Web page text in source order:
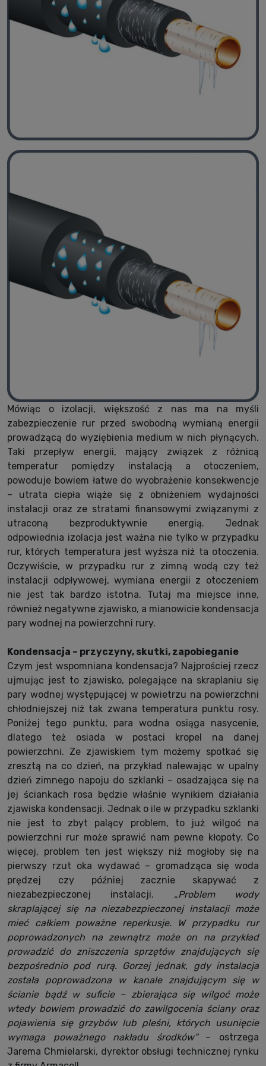
Mówiąc o izolacji, większość z nas ma na myśli
zabezpieczenie rur przed swobodną wymianą energii
prowadzącą do wyziębienia medium w nich płynących.
Taki przepływ energii, mający związek z różnicą
temperatur pomiędzy instalacją a otoczeniem,
powoduje bowiem łatwe do wyobrażenie konsekwencje
– utrata ciepła wiąże się z obniżeniem wydajności
instalacji oraz ze stratami finansowymi związanymi z
utraconą bezproduktywnie energią. Jednak
odpowiednia izolacja jest ważna nie tylko w przypadku
rur, których temperatura jest wyższa niż ta otoczenia.
Oczywiście, w przypadku rur z zimną wodą czy też
instalacji odpływowej, wymiana energii z otoczeniem
nie jest tak bardzo istotna. Tutaj ma miejsce inne,
również negatywne zjawisko, a mianowicie kondensacja
pary wodnej na powierzchni rury.
Kondensacja – przyczyny, skutki, zapobieganie
Czym jest wspomniana kondensacja? Najprościej rzecz
ujmując jest to zjawisko, polegające na skraplaniu się
pary wodnej występującej w powietrzu na powierzchni
chłodniejszej niż tak zwana temperatura punktu rosy.
Poniżej tego punktu, para wodna osiąga nasycenie,
dlatego też osiada w postaci kropel na danej
powierzchni. Ze zjawiskiem tym możemy spotkać się
zresztą na co dzień, na przykład nalewając w upalny
dzień zimnego napoju do szklanki – osadzająca się na
jej ściankach rosa będzie właśnie wynikiem działania
zjawiska kondensacji. Jednak o ile w przypadku szklanki
nie jest to zbyt palący problem, to już wilgoć na
powierzchni rur może sprawić nam pewne kłopoty. Co
więcej, problem ten jest większy niż mogłoby się na
pierwszy rzut oka wydawać – gromadząca się woda
prędzej czy później zacznie skapywać z
niezabezpieczonej instalacji. „Problem wody
skraplającej się na niezabezpieczonej instalacji może
mieć całkiem poważne reperkusje. W przypadku rur
poprowadzonych na zewnątrz może on na przykład
prowadzić do zniszczenia sprzętów znajdujących się
bezpośrednio pod rurą. Gorzej jednak, gdy instalacja
została poprowadzona w kanale znajdującym się w
ścianie bądź w suficie – zbierająca się wilgoć może
wtedy bowiem prowadzić do zawilgocenia ściany oraz
pojawienia się grzybów lub pleśni, których usunięcie
wymaga poważnego nakładu środków”– ostrzega
Jarema Chmielarski, dyrektor obsługi technicznej rynku